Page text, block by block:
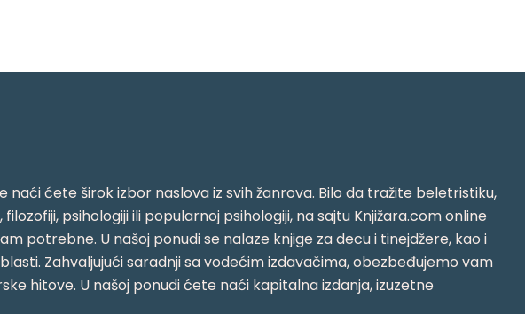
naći ćete širok izbor naslova iz svih žanrova. Bilo da tražite beletristiku,
psihologiji ili popularnoj psihologiji, na sajtu Knjižara.com online
potrebne. U našoj ponudi se nalaze knjige za decu i tinejdžere, kao i
Zahvaljujući saradnji sa vodećim izdavačima, obezbeđujemo vam
hitove. U našoj ponudi ćete naći kapitalna izdanja, izuzetne